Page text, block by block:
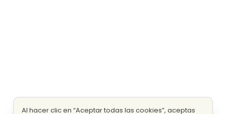
Al hacer clic en “Aceptar todas las cookies”, aceptas